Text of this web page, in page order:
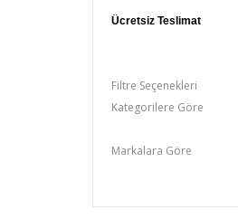
Ücretsiz Teslimat
Filtre Seçenekleri
Kategorilere Göre
Markalara Göre